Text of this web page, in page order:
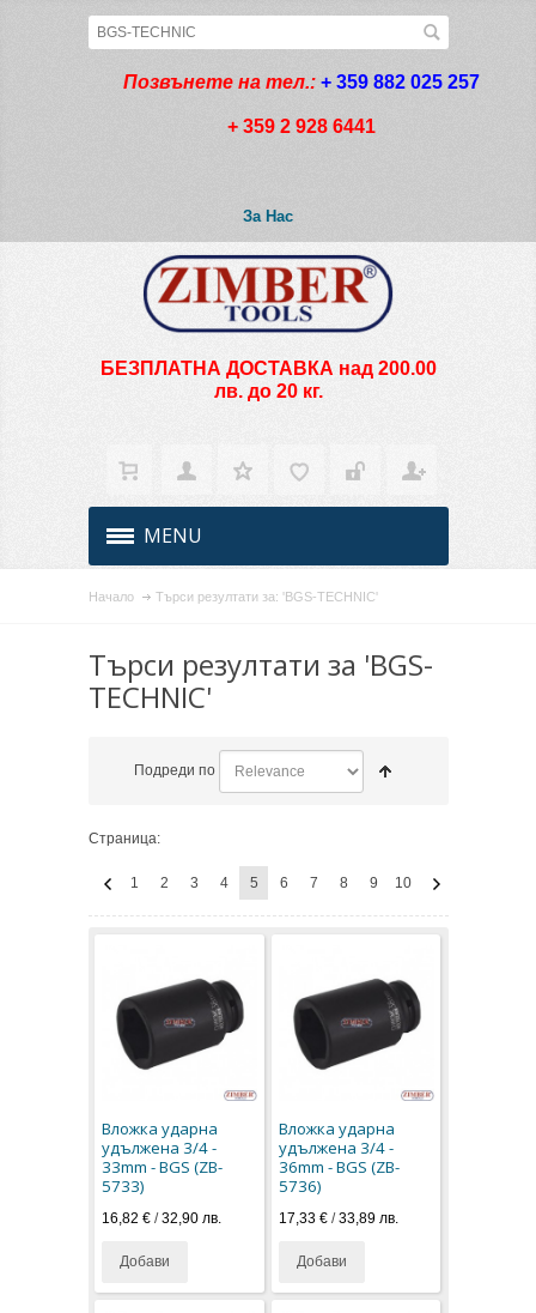
Позвънете на тел.: + 359 882 025 257
+ 359 2 928 6441
За Нас
БЕЗПЛАТНА ДОСТАВКА над 200.00
лв. до 20 кг.
MENU
Начало Търси резултати за: 'BGS-TECHNIC'
Търси резултати за 'BGS-
TECHNIC'
Подреди по
Страница:
1 2 3 4 5 6 7 8 9 10
Вложка ударна
удължена 3/4 -
33mm - BGS (ZB-
5733)
16,82 € /32,90 лв.
Добави
Вложка ударна
удължена 3/4 -
36mm - BGS (ZB-
5736)
17,33 €/33,89 лв.
Добави